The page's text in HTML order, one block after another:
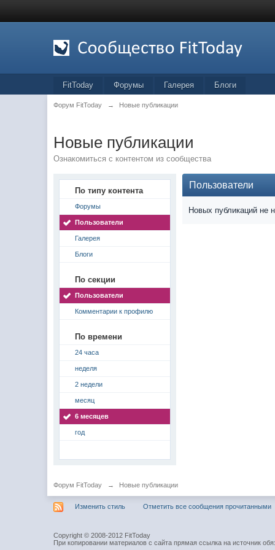
FitToday Форумы Галерея Блоги
Форум FitToday → Новые публикации
Новые публикации
Ознакомиться с контентом из сообщества
По типу контента
Форумы
Пользователи
Галерея
Блоги
По секции
Пользователи
Комментарии к профилю
По времени
24 часа
неделя
2 недели
месяц
6 месяцев
год
Пользователи
Новых публикаций не
Форум FitToday → Новые публикации
Изменить стиль Отметить все сообщения прочитанными
Copyright © 2008-2012 FitToday
При копировании материалов с сайта прямая ссылка на источник